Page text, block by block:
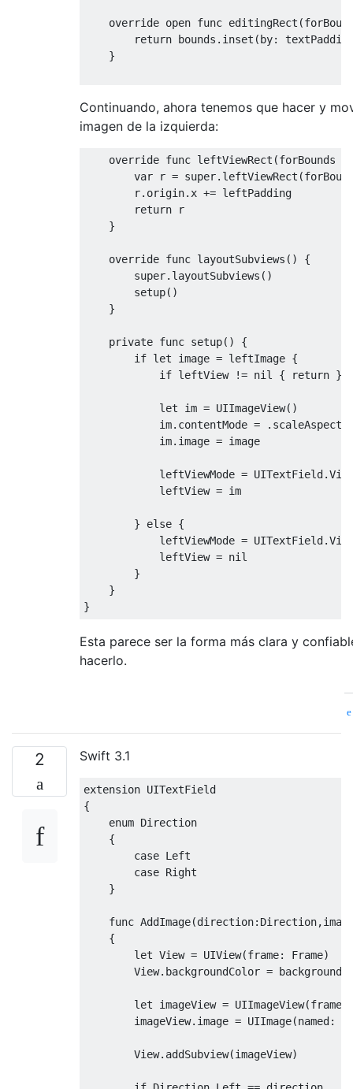
override open func editingRect (
return bounds . inset ( by:
}
Continuando, ahora tenemos que hacer y
imagen de la izquierda:
override func leftViewRect (forBounds
var r = super. leftViewRect (
        r
. origin.x += leftPadding
return r
}
override func layoutSubviews ()
{
super. layoutSubviews ()
        setup
()
}
private func setup()
{
if let image = leftImage {
if leftView != nil { return }
let im = UIImageView()
            im
. contentMode = .
            im
. image = image
            leftViewMode
= UITextField .
            leftView
= im
} else {
            leftViewMode
= UITextField .
            leftView
= nil
}
}
}
Esta parece ser la forma más clara y
hacerlo.
2 Swift 3.1
extension UITextField
{
enum Direction
{
case Left
case Right
}
func AddImage(direction: Direction,
{
let View = UIView(frame: Frame)
View. backgroundColor =
let imageView = UIImageView(frame
        imageView
. image = UIImage(named :
View. addSubview(imageView)